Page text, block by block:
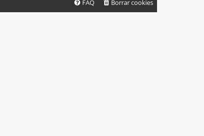
Borrar cookies
FAQ